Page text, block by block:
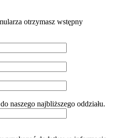
otrzymasz wstępny
naszego najbliższego oddziału.